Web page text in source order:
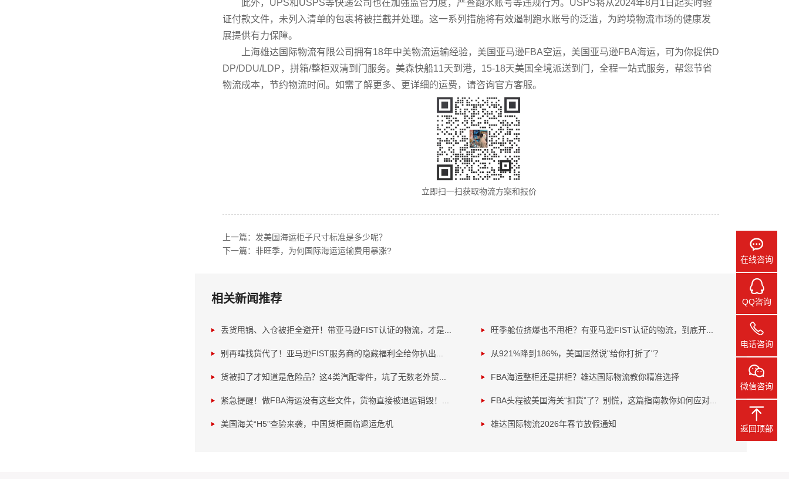
此外，UPS和USPS等快递公司也在加强监管力度，严查跑水账号等违规行为。USPS将从2024年8月1日起实时验
证付款文件，未列入清单的包裹将被拦截并处理。这一系列措施将有效遏制跑水账号的泛滥，为跨境物流市场的健康发
展提供有力保障。
上海雄达国际物流有限公司拥有18年中美物流运输经验，美国亚马逊FBA空运，美国亚马逊FBA海运，可为你提供D
DP/DDU/LDP，拼箱/整柜双清到门服务。美森快船11天到港，15-18天美国全境派送到门，全程一站式服务，帮您节省
物流成本，节约物流时间。如需了解更多、更详细的运费，请咨询官方客服。
立即扫一扫获取物流方案和报价
上一篇：发美国海运柜子尺寸标准是多少呢？
下一篇：非旺季，为何国际海运运输费用暴涨?
相关新闻推荐
丢货甩锅、入仓被拒全避开！带亚马逊FIST认证的物流，才是... 旺季舱位挤爆也不甩柜？有亚马逊FIST认证的物流，到底开...
别再瞎找货代了！亚马逊FIST服务商的隐藏福利全给你扒出... 从921%降到186%，美国居然说"给你打折了"？
货被扣了才知道是危险品？这4类汽配零件，坑了无数老外贸... FBA海运整柜还是拼柜？雄达国际物流教你精准选择
紧急提醒！做FBA海运没有这些文件，货物直接被退运销毁！... FBA头程被美国海关“扣货”了？别慌，这篇指南教你如何应对...
美国海关“H5”查验来袭，中国货柜面临退运危机 雄达国际物流2026年春节放假通知
在线咨询
QQ咨询
电话咨询
微信咨询
返回顶部